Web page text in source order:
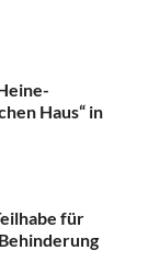
Haus“ in
für